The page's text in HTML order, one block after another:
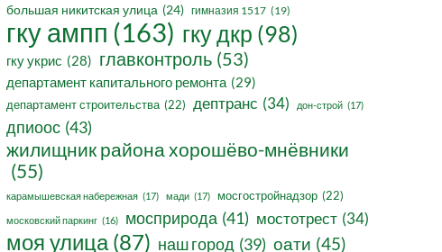
большая никитская улица (24) гимназия 1517 (19)
гку ампп (163) гку дкр (98)
гку укрис (28) главконтроль (53)
департамент капитального ремонта (29)
департамент строительства (22) дептранс (34) дон-строй (17)
дпиоос (43)
жилищник района хорошёво-мнёвники
(55)
карамышевская набережная (17) мади (17) мосгостройнадзор (22)
московский паркинг (16) мосприрода (41) мостотрест (34)
моя улица (87) наш город (39) оати (45)